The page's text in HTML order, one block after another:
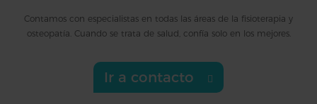
Contamos con especialistas en todas las áreas de la fisioterapia y
osteopatía. Cuando se trata de salud, confía solo en los mejores.
Ir a contacto